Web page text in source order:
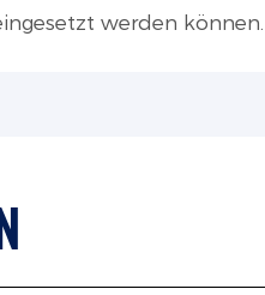
werden können.